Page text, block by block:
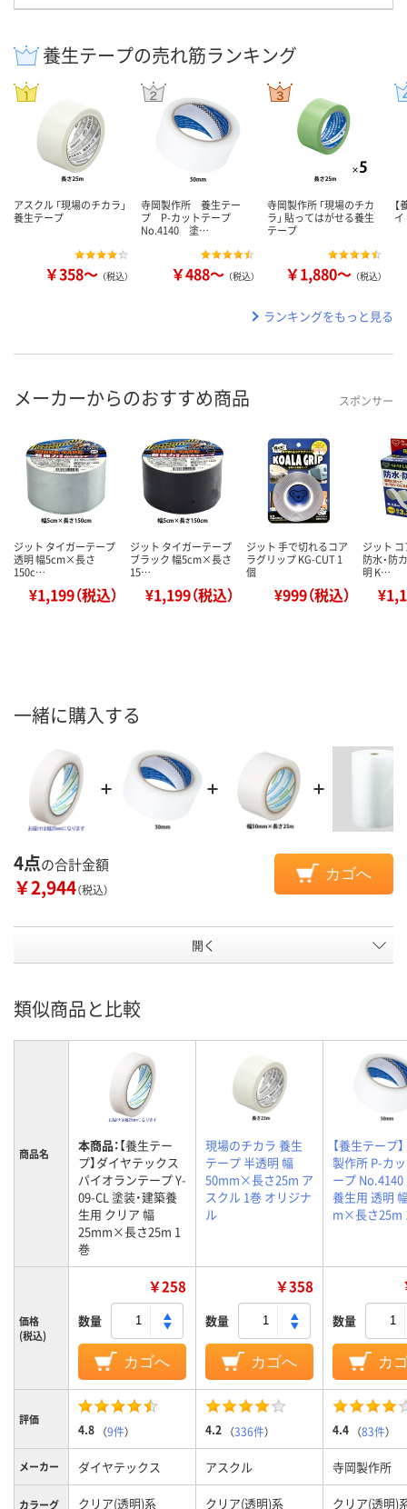
養生テープの売れ筋ランキング
アスクル 「現場のチカラ」
養生テープ
￥358～ （税込）
寺岡製作所 養生テー
プ P-カットテープ
No.4140 塗…
￥488～ （税込）
寺岡製作所 「現場のチカ
ラ」 貼ってはがせる養生
テープ
￥1,880～ （税込）
ランキングをもっと見る
メーカーからのおすすめ商品 スポンサー
ジット タイガーテープ
透明 幅5cm×長さ
150c…
¥1,199（税込）
ジット タイガーテープ
ブラック 幅5cm×長さ
15…
¥1,199（税込）
ジット 手で切れるコア
ラグリップ KG-CUT 1
個
¥999（税込）
ジット
防水・防
明 K…
一緒に購入する
4点の合計金額
￥2,944（税込）
カゴへ
開く
類似商品と比較
商品名 本商品：【養生テー
プ】ダイヤテックス
パイオランテープ Y-
09-CL 塗装・建築養
生用 クリア 幅
25mm×長さ25m 1
巻
現場のチカラ 養生
テープ 半透明 幅
50mm×長さ25m ア
スクル 1巻 オリジナ
ル
【養生テープ
製作所 P-カ
ープ No.4140
養生用 透明
m×長さ25m
価格
(税込)
￥258
数量
カゴへ
￥358
数量
カゴへ
数量
カ
評価
4.8 （9件） 4.2 （336件） 4.4 （83件）
メーカー ダイヤテックス アスクル 寺岡製作所
カラーグ クリア(透明)系 クリア(透明)系 クリア(透明)